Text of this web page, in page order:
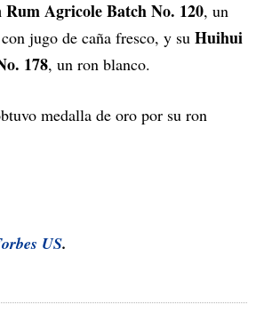
Rum Agricole Batch No. 120, un
jugo de caña fresco, y su Huihui
178, un ron blanco.
medalla de oro por su ron
US.